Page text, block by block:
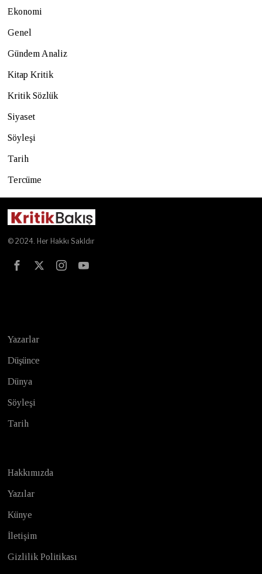
Ekonomi
Genel
Gündem Analiz
Kitap Kritik
Kritik Sözlük
Siyaset
Söyleşi
Tarih
Tercüme
© 2024. Her Hakkı Sakldır
Yazarlar
Düşünce
Dünya
Söyleşi
Tarih
Hakkımızda
Yazılar
Künye
İletişim
Gizlilik Politikası